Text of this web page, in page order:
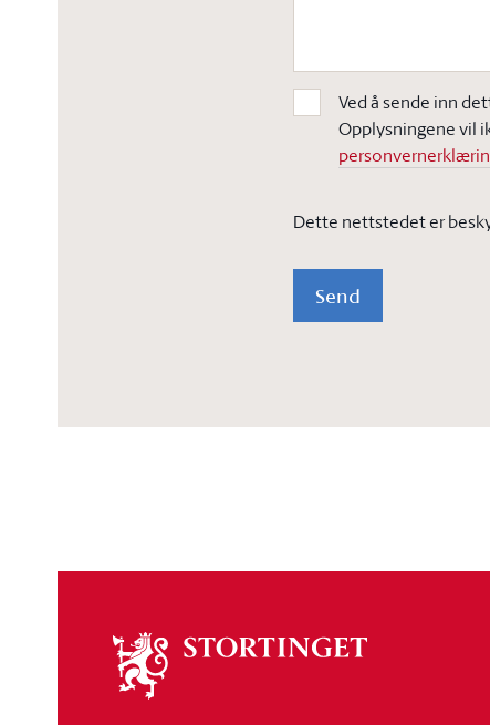
Ved å sende inn
Opplysningene vil
Dette nettstedet er
Send
stortinget